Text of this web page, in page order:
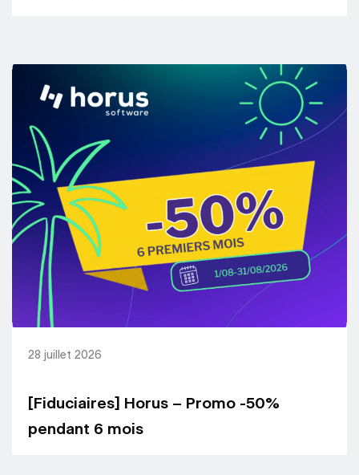
[Fiduciaires] Horus – Promo -50%
pendant 6 mois
28 juillet 2026